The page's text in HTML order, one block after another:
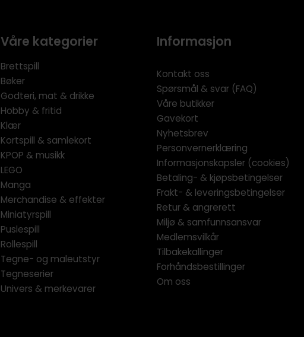
Våre kategorier
Brettspill
Bøker
Godteri, mat & drikke
Hobby & fritid
Klær
Kortspill & samlekort
KPOP & musikk
LEGO
Manga
Merchandise & effekter
Miniatyrspill
Puslespill
Rollespill
Tegne- og maleutstyr
Tegneserier
Univers & merkevarer
Informasjon
Kontakt oss
Spørsmål & svar (FAQ)
Våre butikker
Gavekort
Nyhetsbrev
Personvernerklæring
Informasjonskapsler (cookies)
Betaling- & kjøpsbetingelser
Frakt- & leveringsbetingelser
Retur & angrerett
Miljø & samfunnsansvar
Medlemsvilkår
Tilbakekallinger
Forhåndsbestillinger
Om oss